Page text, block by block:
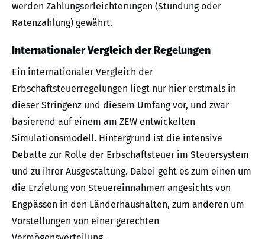
werden Zahlungserleichterungen (Stundung oder
Ratenzahlung) gewährt.
Internationaler Vergleich der Regelungen
Ein internationaler Vergleich der
Erbschaftsteuerregelungen liegt nur hier erstmals in
dieser Stringenz und diesem Umfang vor, und zwar
basierend auf einem am ZEW entwickelten
Simulationsmodell. Hintergrund ist die intensive
Debatte zur Rolle der Erbschaftsteuer im Steuersystem
und zu ihrer Ausgestaltung. Dabei geht es zum einen um
die Erzielung von Steuereinnahmen angesichts von
Engpässen in den Länderhaushalten, zum anderen um
Vorstellungen von einer gerechten